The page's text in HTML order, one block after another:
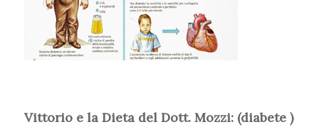
Vittorio e la Dieta del Dott. Mozzi: (diabete )